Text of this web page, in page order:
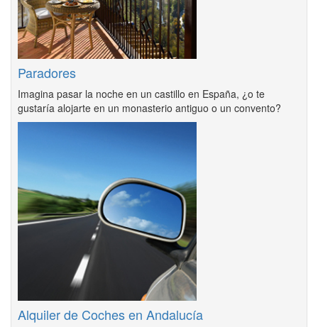
Paradores
Imagina pasar la noche en un castillo en España, ¿o te
gustaría alojarte en un monasterio antiguo o un convento?
Alquiler de Coches en Andalucía